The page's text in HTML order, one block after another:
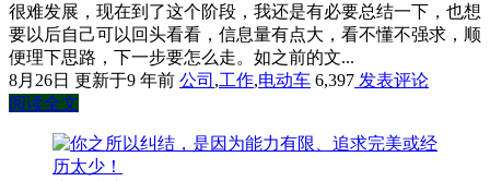
很难发展，现在到了这个阶段，我还是有必要总结一下，也想
要以后自己可以回头看看，信息量有点大，看不懂不强求，顺
便理下思路，下一步要怎么走。如之前的文...
8月26日 更新于9 年前 公司 ,工作,电动车 6,397 发表评论
阅读全文